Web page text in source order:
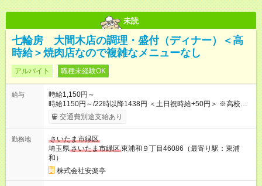
未読
七輪房 大間木店の調理・盛付（ディナー）＜高
時給＞焼肉店なので複雑なメニューなし
アルバイト 職種未経験OK
給与
時給1,150円～
時給1150円～/22時以降1438円 ＜土日祝時給+50円＞ ※高校生
時給1150円 【試用期間】試用期間あり 試用期間の長さ：12ヶ
月 雇用形態、給与は本採用時と同じです。 ※最大12ヶ月の間
交通費別途支給あり
勤務地
さいたま市緑区
埼玉県さいたま市緑区東浦和９丁目46086（最寄り駅：東浦
和）
株式会社安楽亭